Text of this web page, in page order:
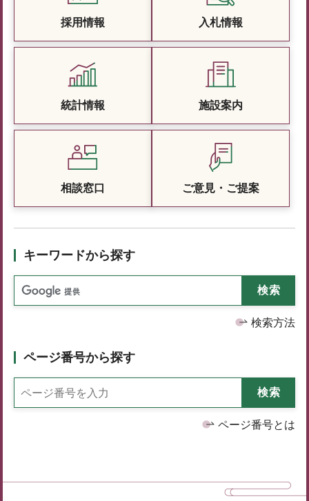
採用情報 入札情報
統計情報 施設案内
相談窓口 ご意見・ご提案
キーワードから探す
検索方法
ページ番号から探す
ページ番号とは